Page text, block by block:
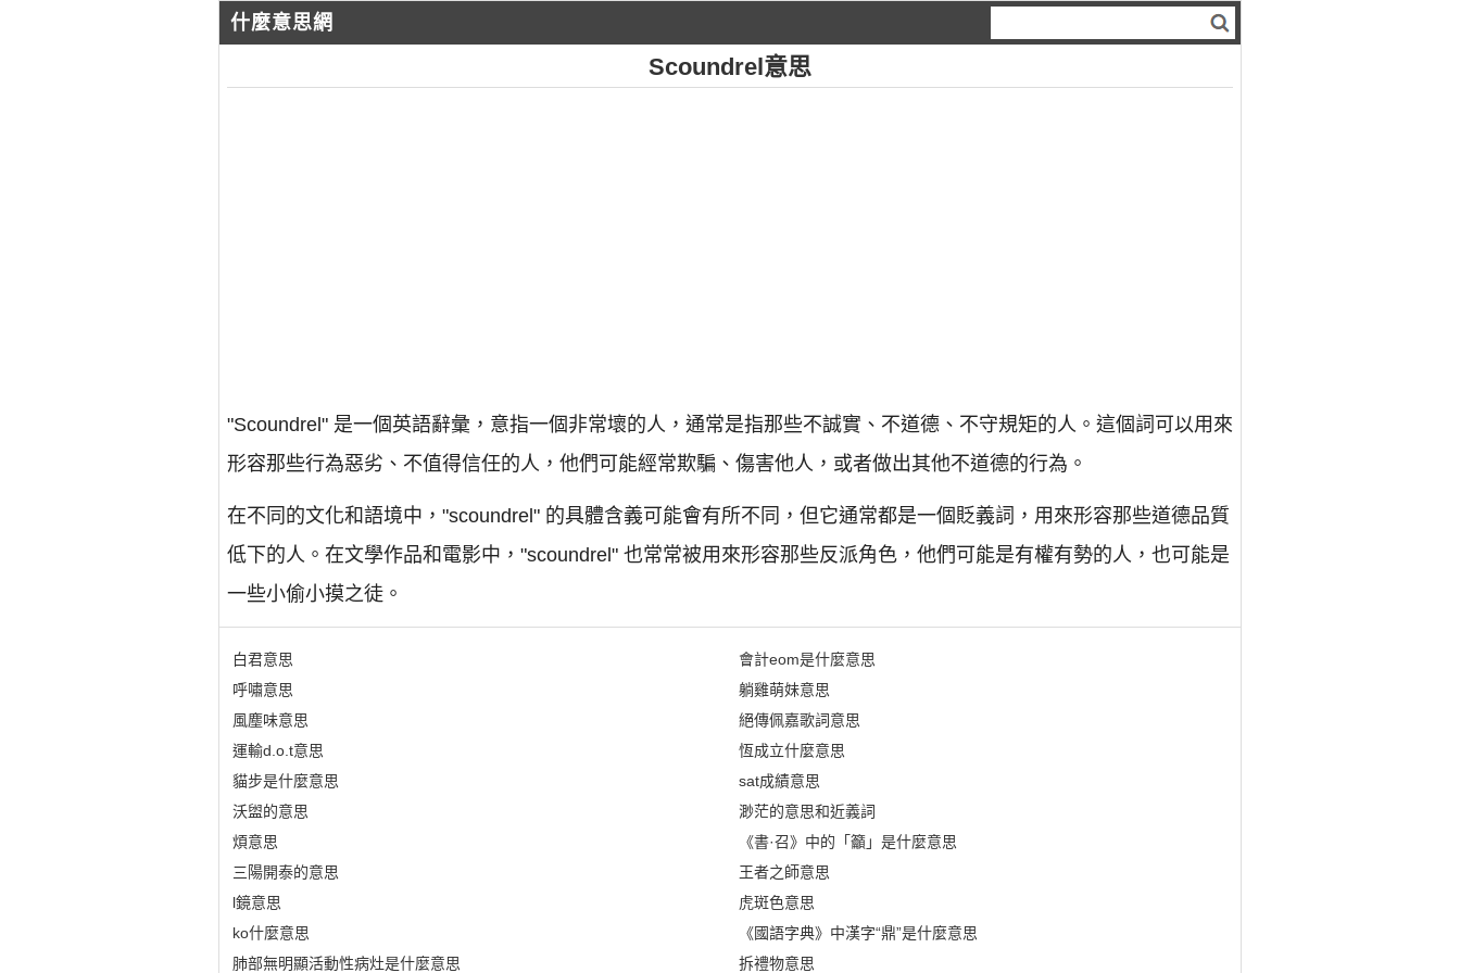
什麼意思網
Scoundrel意思
"Scoundrel" 是一個英語辭彙，意指一個非常壞的人，通常是指那些不誠實、不道德、不守規矩的人。這個詞可以用來
形容那些行為惡劣、不值得信任的人，他們可能經常欺騙、傷害他人，或者做出其他不道德的行為。
在不同的文化和語境中，"scoundrel" 的具體含義可能會有所不同，但它通常都是一個貶義詞，用來形容那些道德品質
低下的人。在文學作品和電影中，"scoundrel" 也常常被用來形容那些反派角色，他們可能是有權有勢的人，也可能是
一些小偷小摸之徒。
白君意思
呼嘯意思
風塵味意思
運輸d.o.t意思
貓步是什麼意思
沃盥的意思
煩意思
三陽開泰的意思
l鏡意思
ko什麼意思
肺部無明顯活動性病灶是什麼意思
會計eom是什麼意思
躺雞萌妹意思
絕傳佩嘉歌詞意思
恆成立什麼意思
sat成績意思
渺茫的意思和近義詞
《書·召》中的「籲」是什麼意思
王者之師意思
虎斑色意思
《國語字典》中漢字“鼎”是什麼意思
拆禮物意思